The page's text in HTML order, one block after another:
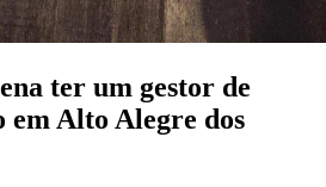
ter um gestor de
em Alto Alegre dos